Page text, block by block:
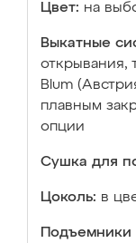
Цвет: на
Выкатные
открывания,
Blum
плавным
опции
Сушка для
Цоколь: в
Подъемники